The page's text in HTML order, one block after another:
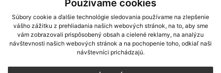
Používame cookies
Súbory cookie a ďalšie technológie sledovania používame na zlepšenie
vášho zážitku z prehliadania našich webových stránok, na to, aby sme
vám zobrazovali prispôsobený obsah a cielené reklamy, na analýzu
návštevnosti našich webových stránok a na pochopenie toho, odkiaľ naši
návštevníci prichádzajú.
využite možnosť získavania aktuálnych informácií s využitím RSS
CMS systém (redakčný) systém ECHELON 2,Mapa stránok,web portál
webex.digital, s.r.o.,domény,registrácia domény